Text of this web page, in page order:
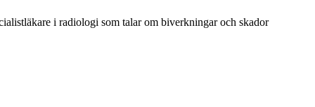
i radiologi som talar om biverkningar och skador